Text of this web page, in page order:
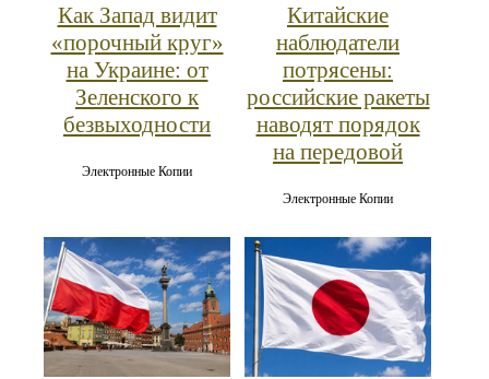
Как Запад видит
«порочный круг»
на Украине: от
Зеленского к
безвыходности
Электронные Копии
Китайские
наблюдатели
потрясены:
российские ракеты
наводят порядок
на передовой
Электронные Копии